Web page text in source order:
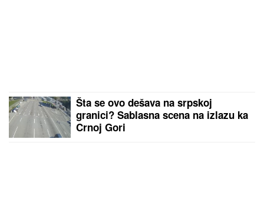
Šta se ovo dešava na srpskoj
granici? Sablasna scena na izlazu ka
Crnoj Gori